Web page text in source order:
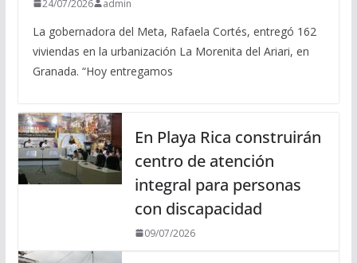
24/07/2026 admin
La gobernadora del Meta, Rafaela Cortés, entregó 162
viviendas en la urbanización La Morenita del Ariari, en
Granada. “Hoy entregamos
En Playa Rica construirán
centro de atención
integral para personas
con discapacidad
09/07/2026